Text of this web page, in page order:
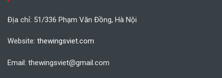
Địa chỉ: 51/336 Phạm Văn Đồng, Hà Nội
Website: thewingsviet.com
Email: thewingsviet@gmail.com